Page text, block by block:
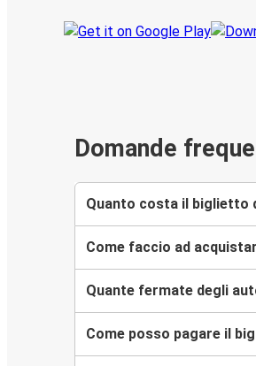
Domande
Quanto costa il biglietto
Come faccio ad
Quante fermate degli
Come posso pagare il